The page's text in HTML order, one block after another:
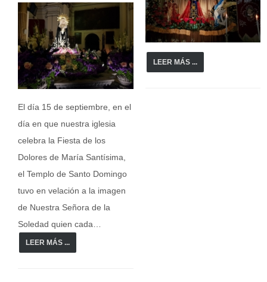
El día 15 de septiembre, en el
día en que nuestra iglesia
celebra la Fiesta de los
Dolores de María Santísima,
el Templo de Santo Domingo
tuvo en velación a la imagen
de Nuestra Señora de la
Soledad quien cada…
LEER MÁS ...
LEER MÁS ...